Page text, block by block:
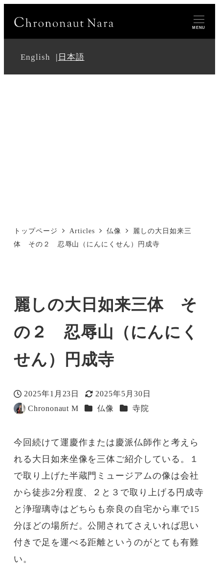
MENU
English 日本語
トップページ Articles 仏像
麗しの大日如来三
体 その２ 忍辱山（にんにくせん）円成寺
麗しの大日如来三体 そ
の２ 忍辱山（にんにく
せん）円成寺
投稿日
2025年1月23日
更新日
2025年5月30日
著
Chrononaut M カテゴリー
仏像 カテゴリー
寺院
今回続けて運慶作または慶派仏師作と考えら
れる大日如来坐像を三体ご紹介している。１
で取り上げた半蔵門ミュージアムの像は会社
から徒歩2分程度、２と３で取り上げる円成寺
と浄瑠璃寺はどちらも奈良の自宅から車で15
分ほどの場所だ。公開されてさえいれば思い
付きで足を運べる距離というのがとても有難
い。